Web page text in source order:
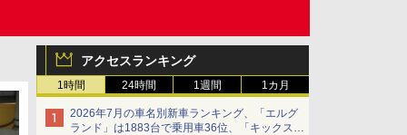
アクセスランキング
1時間 24時間 1週間 1カ月
2026年7月の車名別新車ランキング、「エルグ
ランド」は1883台で乗用車36位、「キックス」